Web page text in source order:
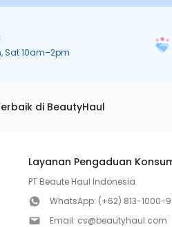
Sat 10am–2pm
di BeautyHaul
Layanan Pengaduan
PT Beaute Haul Indonesia
WhatsApp: (+62) 813-1000-
Email: cs@beautyhaul.com